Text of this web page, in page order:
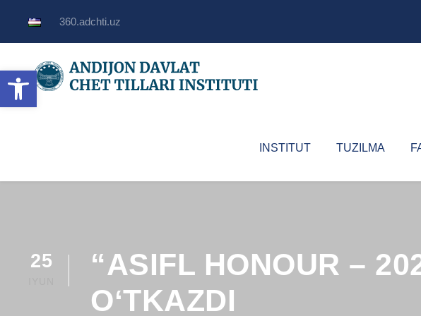
Open toolbar
360.adchti.uz
INSTITUT TUZILMA
25
“ASIFL HONOUR –
OʻTKAZDI